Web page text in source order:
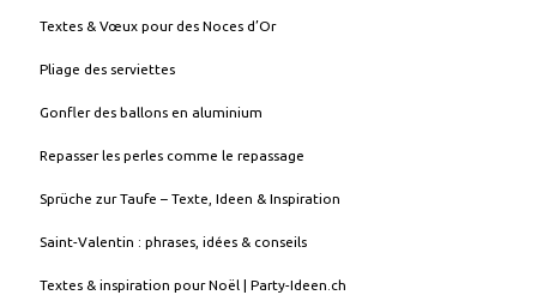
Textes & Vœux pour des Noces d’Or
Pliage des serviettes
Gonfler des ballons en aluminium
Repasser les perles comme le repassage
Sprüche zur Taufe – Texte, Ideen & Inspiration
Saint-Valentin : phrases, idées & conseils
Textes & inspiration pour Noël | Party-Ideen.ch